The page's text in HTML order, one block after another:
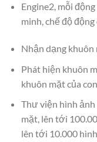
Engine2, mỗi
minh, chế độ
Nhận dạng khuôn
Phát hiện khuôn
khuôn mặt của
Thư viện hình ảnh
mặt, lên tới
lên tới 10.000